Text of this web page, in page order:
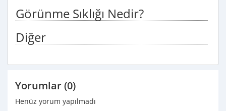
Görünme Sıklığı Nedir?
Diğer
Yorumlar (0)
Henüz yorum yapılmadı